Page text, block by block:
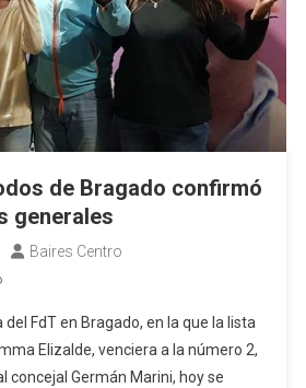
de Bragado confirmó
generales
Baires Centro
En
Frente
De
Todos
FdT en Bragado, en la que la lista
Elizalde, venciera a la número 2,
concejal Germán Marini, hoy se